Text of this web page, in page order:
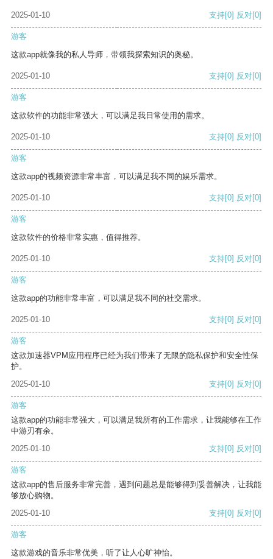
2025-01-10 支持[0] 反对[0]
游客
这款app就像我的私人导师，带领我探索知识的奥秘。
2025-01-10 支持[0] 反对[0]
游客
这款软件的功能非常强大，可以满足我日常使用的需求。
2025-01-10 支持[0] 反对[0]
游客
这款app的视频资源非常丰富，可以满足我不同的娱乐需求。
2025-01-10 支持[0] 反对[0]
游客
这款软件的价格非常实惠，值得推荐。
2025-01-10 支持[0] 反对[0]
游客
这款app的功能非常丰富，可以满足我不同的社交需求。
2025-01-10 支持[0] 反对[0]
游客
这款加速器VPM应用程序已经为我们带来了无限的隐私保护和安全性保
护。
2025-01-10
支持[0] 反对[0]
游客
这款app的功能非常强大，可以满足我所有的工作需求，让我能够在工作
中游刃有余。
2025-01-10
支持[0] 反对[0]
游客
这款app的售后服务非常完善，遇到问题总是能够得到妥善解决，让我能
够放心购物。
2025-01-10
支持[0] 反对[0]
游客
这款游戏的音乐非常优美，听了让人心旷神怡。